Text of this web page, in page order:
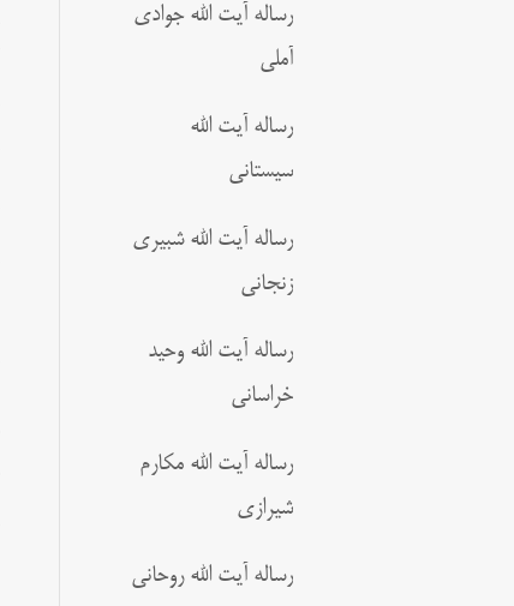
رساله آیت الله جوادی
آملی
رساله آیت الله
سیستانی
رساله آیت الله شبیری
زنجانی
رساله آیت الله وحید
خراسانی
رساله آیت الله مکارم
شیرازی
رساله آیت الله روحانی